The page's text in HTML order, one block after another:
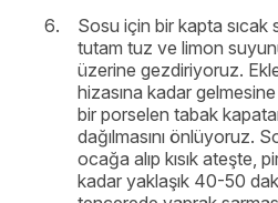
Sosu için bir kapta sıcak
tutam tuz ve limon suyunu
üzerine gezdiriyoruz.
hizasına kadar
bir porselen tabak
dağılmasını önlüyoruz.
ocağa alıp kısık ateşte,
kadar yaklaşık 40-50